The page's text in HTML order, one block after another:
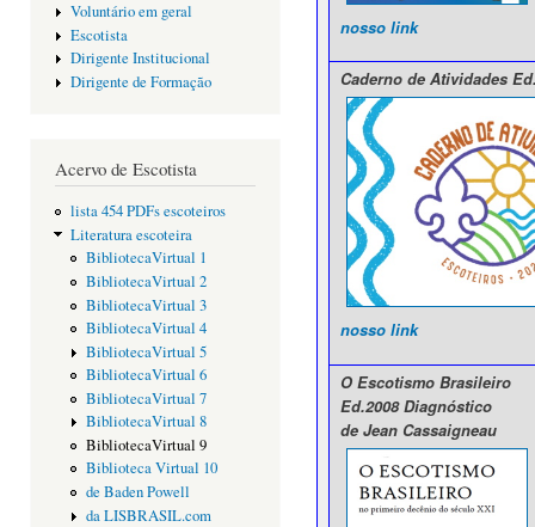
Voluntário em geral
Escotista
Dirigente Institucional
Dirigente de Formação
Acervo de Escotista
lista 454 PDFs escoteiros
Literatura escoteira
BibliotecaVirtual 1
BibliotecaVirtual 2
BibliotecaVirtual 3
BibliotecaVirtual 4
BibliotecaVirtual 5
BibliotecaVirtual 6
BibliotecaVirtual 7
BibliotecaVirtual 8
BibliotecaVirtual 9
Biblioteca Virtual 10
de Baden Powell
da LISBRASIL.com
nosso link
Caderno de Atividades
nosso link
O Escotismo Brasileiro
Ed.2008 Diagnóstico
de Jean Cassaigneau